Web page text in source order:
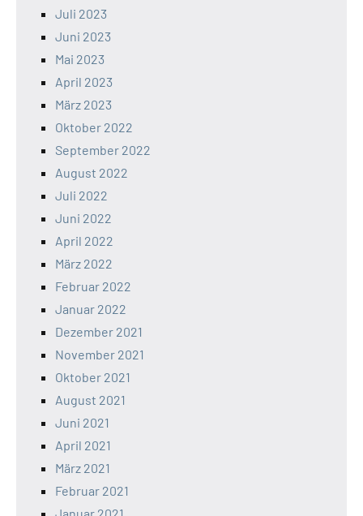
Juli 2023
Juni 2023
Mai 2023
April 2023
März 2023
Oktober 2022
September 2022
August 2022
Juli 2022
Juni 2022
April 2022
März 2022
Februar 2022
Januar 2022
Dezember 2021
November 2021
Oktober 2021
August 2021
Juni 2021
April 2021
März 2021
Februar 2021